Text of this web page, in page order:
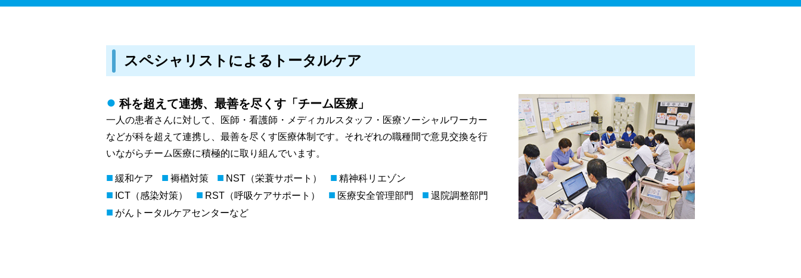
スペシャリストによるトータルケア
科を超えて連携、最善を尽くす「チーム医療」
一人の患者さんに対して、医師・看護師・メディカルスタッフ・医療ソーシャルワーカー
などが科を超えて連携し、最善を尽くす医療体制です。それぞれの職種間で意見交換を行
いながらチーム医療に積極的に取り組んでいます。
■ 緩和ケア ■ 褥楢対策 ■ NST（栄蓑サポート） ■ 精神科リエゾン
■ ICT（感染対策） ■ RST（呼吸ケアサポート） ■ 医療安全管理部門 ■ 退院調整部門
■ がんトータルケアセンターなど